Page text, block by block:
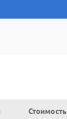
Стоимость